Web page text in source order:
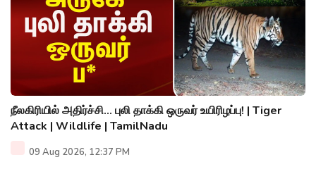
நீலகிரியில் அதிர்ச்சி... புலி தாக்கி ஒருவர் உயிரிழப்பு! | Tiger
Attack | Wildlife | TamilNadu
09 Aug 2026, 12:37 PM